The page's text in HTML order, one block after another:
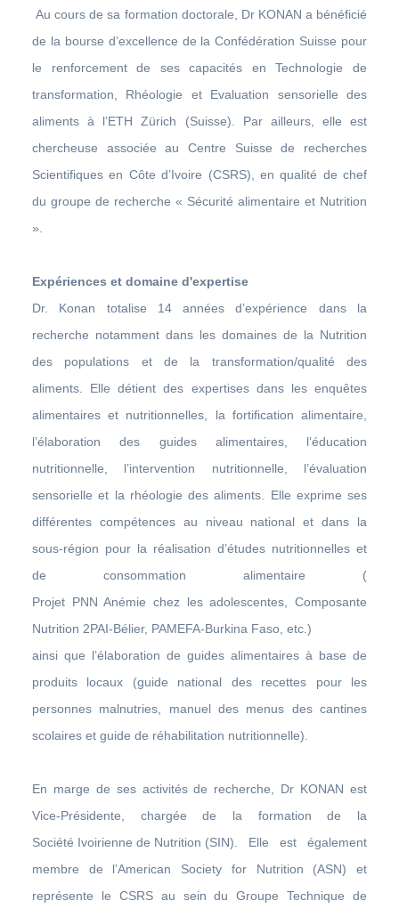
Au cours de sa formation doctorale, Dr KONAN a bénéficié
de la bourse d’excellence de la Confédération Suisse pour
le renforcement de ses capacités en Technologie de
transformation, Rhéologie et Evaluation sensorielle des
aliments à l’ETH Zürich (Suisse). Par ailleurs, elle est
chercheuse associée au Centre Suisse de recherches
Scientifiques en Côte d’Ivoire (CSRS), en qualité de chef
du groupe de recherche « Sécurité alimentaire et Nutrition
».
Expériences et domaine d'expertise
Dr. Konan totalise 14 années d’expérience dans la
recherche notamment dans les domaines de la Nutrition
des populations et de la transformation/qualité des
aliments. Elle détient des expertises dans les enquêtes
alimentaires et nutritionnelles, la fortification alimentaire,
l’élaboration des guides alimentaires, l’éducation
nutritionnelle, l’intervention nutritionnelle, l’évaluation
sensorielle et la rhéologie des aliments. Elle exprime ses
différentes compétences au niveau national et dans la
sous-région pour la réalisation d’études nutritionnelles et
de consommation alimentaire (
Projet PNN Anémie chez les adolescentes, Composante
Nutrition 2PAI-Bélier, PAMEFA-Burkina Faso, etc.)
ainsi que l’élaboration de guides alimentaires à base de
produits locaux (guide national des recettes pour les
personnes malnutries, manuel des menus des cantines
scolaires et guide de réhabilitation nutritionnelle).
En marge de ses activités de recherche, Dr KONAN est
Vice-Présidente, chargée de la formation de la
Société Ivoirienne de Nutrition (SIN). Elle est également
membre de l’American Society for Nutrition (ASN) et
représente le CSRS au sein du Groupe Technique de